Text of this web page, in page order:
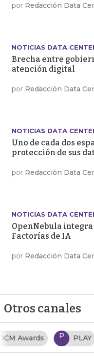
por Redacción Data
NOTICIAS DATA
Brecha entre
atención digital
por Redacción Data
NOTICIAS DATA
Uno de cada dos
protección de sus
por Redacción Data
NOTICIAS DATA
OpenNebula
Factorías de IA
por Redacción Data
Otros canales
P PLAY E